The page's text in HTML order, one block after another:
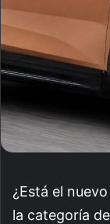
¿Está el
la categoría